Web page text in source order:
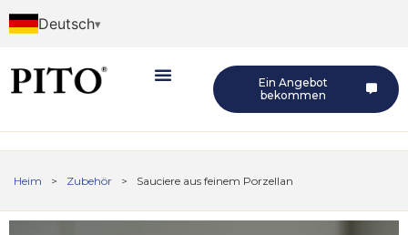
Deutsch
Ein Angebot
bekommen
Heim > Zubehör > Sauciere aus feinem Porzellan